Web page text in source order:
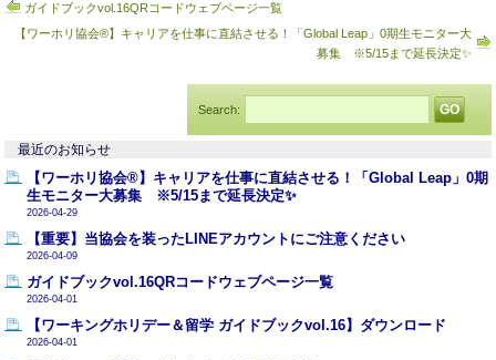
ガイドブックvol.16QRコードウェブページ一覧
【ワーホリ協会®】キャリアを仕事に直結させる！「Global Leap」0期生モニター大
募集 ※5/15まで延長決定✨
Search:
最近のお知らせ
【ワーホリ協会®】キャリアを仕事に直結させる！「Global Leap」0期
生モニター大募集 ※5/15まで延長決定✨
2026-04-29
【重要】当協会を装ったLINEアカウントにご注意ください
2026-04-09
ガイドブックvol.16QRコードウェブページ一覧
2026-04-01
【ワーキングホリデー＆留学 ガイドブックvol.16】ダウンロード
2026-04-01